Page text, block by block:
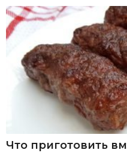
Что приготовить